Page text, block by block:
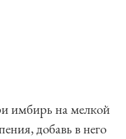
имбирь на мелкой
добавь в него